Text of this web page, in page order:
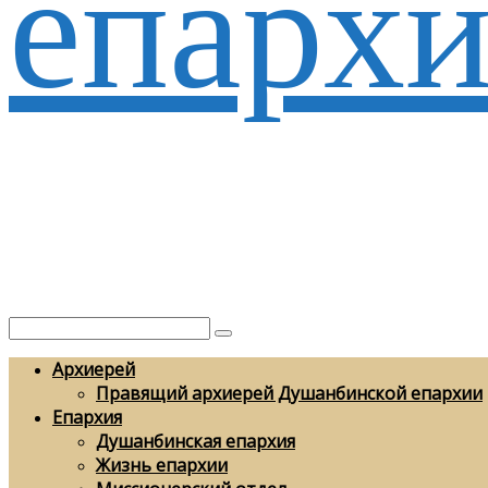
Архиерей
Правящий архиерей Душанбинской епархии
Епархия
Душанбинская епархия
Жизнь епархии